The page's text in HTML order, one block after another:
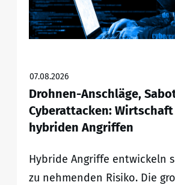
07.08.2026
Drohnen-Anschläge,
Cyberattacken:
hybriden Angriffen
Hybride Angriffe entwickeln
zu nehmenden Risiko. Die